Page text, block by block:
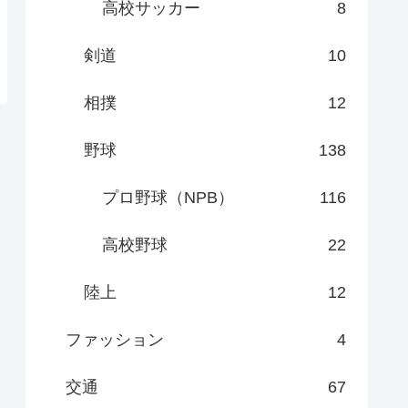
高校サッカー 8
剣道 10
相撲 12
野球 138
プロ野球（NPB） 116
高校野球 22
陸上 12
ファッション 4
交通 67